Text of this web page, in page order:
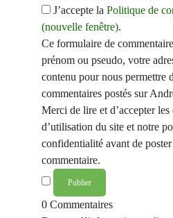
J’accepte la Politique de
(nouvelle fenêtre).
Ce formulaire de
prénom ou pseudo, votre
contenu pour nous permettre
commentaires postés sur
Merci de lire et d’accepter
d’utilisation du site et notre
confidentialité avant de
commentaire.
0 Commentaires